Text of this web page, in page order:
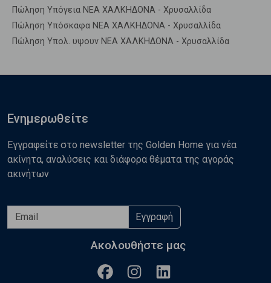
Πώληση Υπόγεια ΝΕΑ ΧΑΛΚΗΔΟΝΑ - Χρυσαλλίδα
Πώληση Υπόσκαφα ΝΕΑ ΧΑΛΚΗΔΟΝΑ - Χρυσαλλίδα
Πώληση Υπολ. υψουν ΝΕΑ ΧΑΛΚΗΔΟΝΑ - Χρυσαλλίδα
Ενημερωθείτε
Εγγραφείτε στο newsletter της Golden Home για νέα
ακίνητα, αναλύσεις και διάφορα θέματα της αγοράς
ακινήτων
Εγγραφή
Ακολουθήστε μας